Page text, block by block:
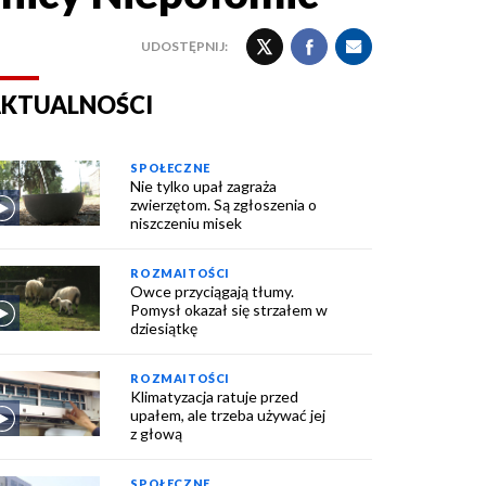
UDOSTĘPNIJ:
SPOŁECZNE
Nie tylko upał zagraża
zwierzętom. Są zgłoszenia o
niszczeniu misek
ROZMAITOŚCI
Owce przyciągają tłumy.
Pomysł okazał się strzałem w
dziesiątkę
ROZMAITOŚCI
Klimatyzacja ratuje przed
upałem, ale trzeba używać jej
z głową